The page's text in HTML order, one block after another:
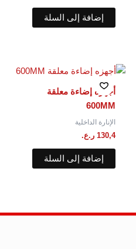
إضافة إلى السلة
أجهزه إضاءة معلقة
600MM
الإنارة الداخلية
130,4 ر.ع.
إضافة إلى السلة